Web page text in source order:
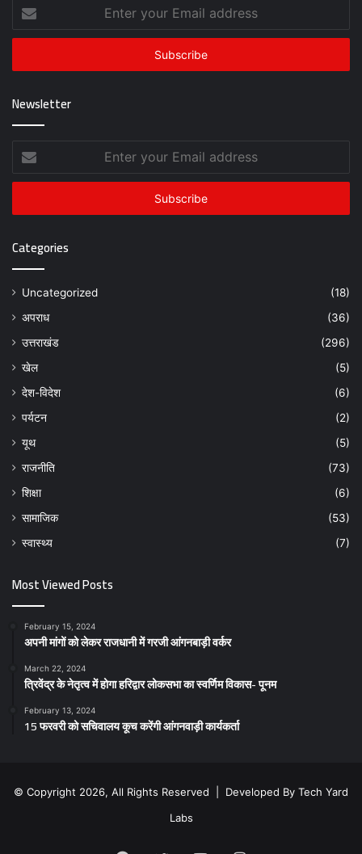
your
Email
Newsletter
your
Email
Categories
Uncategorized
(18)
अपराध
(36)
उत्तराखंड
(296)
खेल
(5)
देश-विदेश
(6)
पर्यटन
(2)
यूथ
(5)
राजनीति
(73)
शिक्षा
(6)
सामाजिक
(53)
स्वास्थ्य
(7)
Most Viewed Posts
February 15, 2024
अपनी मांगों को लेकर राजधानी में गरजी आंगनबाड़ी वर्कर
March 22, 2024
त्रिवेंद्र के नेतृत्व में होगा हरिद्वार लोकसभा का स्वर्णिम विकास- पूनम
February 13, 2024
15 फरवरी को सचिवालय कूच करेंगी आंगनवाड़ी कार्यकर्ता
© Copyright 2026, All Rights Reserved | Developed By Tech Yard
Labs